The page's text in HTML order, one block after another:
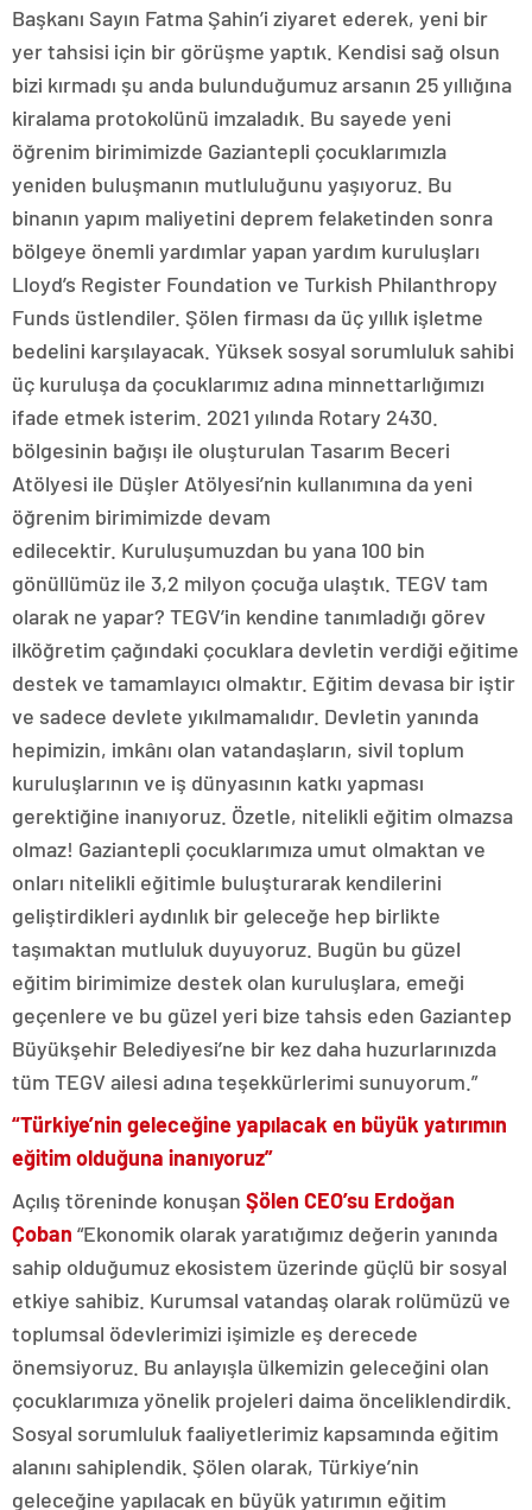
Başkanı Sayın Fatma Şahin’i ziyaret ederek, yeni bir
yer tahsisi için bir görüşme yaptık. Kendisi sağ olsun
bizi kırmadı şu anda bulunduğumuz arsanın 25 yıllığına
kiralama protokolünü imzaladık. Bu sayede yeni
öğrenim birimimizde Gaziantepli çocuklarımızla
yeniden buluşmanın mutluluğunu yaşıyoruz. Bu
binanın yapım maliyetini deprem felaketinden sonra
bölgeye önemli yardımlar yapan yardım kuruluşları
Lloyd’s Register Foundation ve Turkish Philanthropy
Funds üstlendiler. Şölen firması da üç yıllık işletme
bedelini karşılayacak. Yüksek sosyal sorumluluk sahibi
üç kuruluşa da çocuklarımız adına minnettarlığımızı
ifade etmek isterim. 2021 yılında Rotary 2430.
bölgesinin bağışı ile oluşturulan Tasarım Beceri
Atölyesi ile Düşler Atölyesi’nin kullanımına da yeni
öğrenim birimimizde devam
edilecektir. Kuruluşumuzdan bu yana 100 bin
gönüllümüz ile 3,2 milyon çocuğa ulaştık. TEGV tam
olarak ne yapar? TEGV’in kendine tanımladığı görev
ilköğretim çağındaki çocuklara devletin verdiği eğitime
destek ve tamamlayıcı olmaktır. Eğitim devasa bir iştir
ve sadece devlete yıkılmamalıdır. Devletin yanında
hepimizin, imkânı olan vatandaşların, sivil toplum
kuruluşlarının ve iş dünyasının katkı yapması
gerektiğine inanıyoruz. Özetle, nitelikli eğitim olmazsa
olmaz! Gaziantepli çocuklarımıza umut olmaktan ve
onları nitelikli eğitimle buluşturarak kendilerini
geliştirdikleri aydınlık bir geleceğe hep birlikte
taşımaktan mutluluk duyuyoruz. Bugün bu güzel
eğitim birimimize destek olan kuruluşlara, emeği
geçenlere ve bu güzel yeri bize tahsis eden Gaziantep
Büyükşehir Belediyesi’ne bir kez daha huzurlarınızda
tüm TEGV ailesi adına teşekkürlerimi sunuyorum.”
“Türkiye’nin geleceğine yapılacak en büyük yatırımın
eğitim olduğuna inanıyoruz”
Açılış töreninde konuşan Şölen CEO’su Erdoğan
Çoban “Ekonomik olarak yaratığımız değerin yanında
sahip olduğumuz ekosistem üzerinde güçlü bir sosyal
etkiye sahibiz. Kurumsal vatandaş olarak rolümüzü ve
toplumsal ödevlerimizi işimizle eş derecede
önemsiyoruz. Bu anlayışla ülkemizin geleceğini olan
çocuklarımıza yönelik projeleri daima önceliklendirdik.
Sosyal sorumluluk faaliyetlerimiz kapsamında eğitim
alanını sahiplendik. Şölen olarak, Türkiye’nin
geleceğine yapılacak en büyük yatırımın eğitim